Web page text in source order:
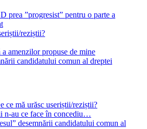
prea ”progresist” pentru o parte a
reziștii?
amenzilor propuse de mine
candidatului comun al dreptei
ce mă urăsc useriștii/reziștii?
n-au ce face în concediu…
desemnării candidatului comun al